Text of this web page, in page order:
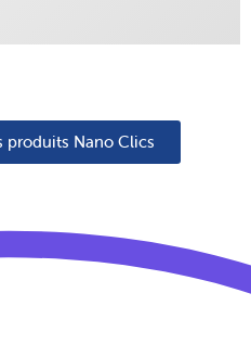
produits Nano Clics